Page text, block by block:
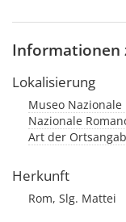
Informationen
Lokalisierung
Museo Nazionale
Nazionale
Art der
Herkunft
Rom, Slg. Mattei